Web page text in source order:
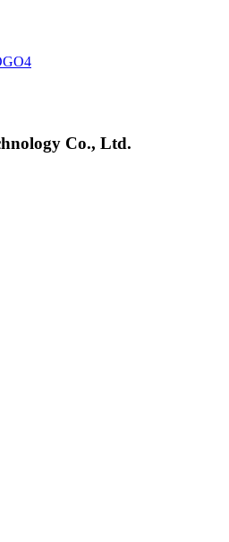
Co., Ltd.